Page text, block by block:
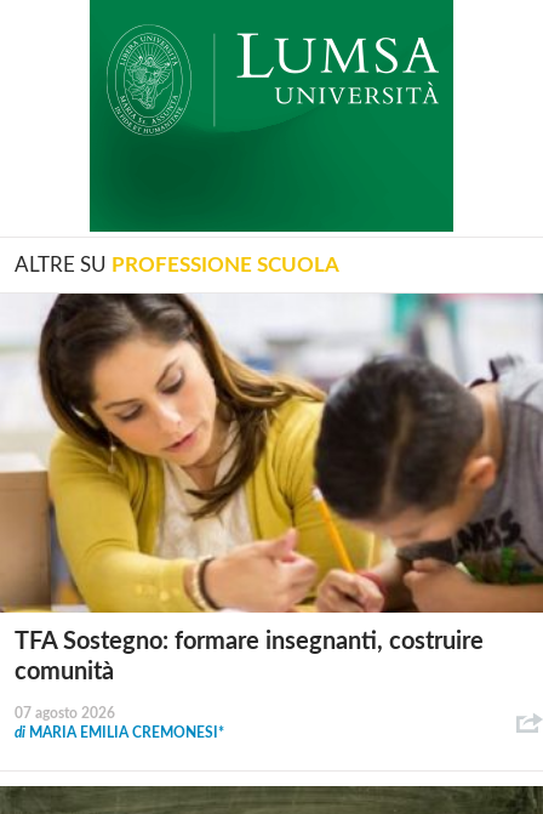
ALTRE SU PROFESSIONE SCUOLA
TFA Sostegno: formare insegnanti, costruire
comunità
07 agosto 2026
di MARIA EMILIA CREMONESI*